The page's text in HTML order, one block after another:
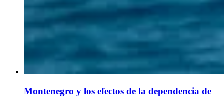
Montenegro y los efectos de la dependencia de